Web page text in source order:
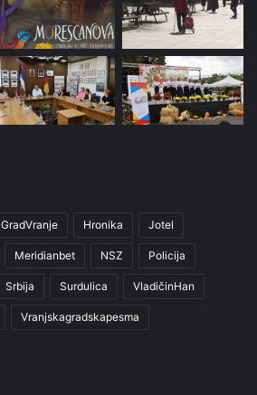
GradVranje Hronika Jotel
Meridianbet NSZ Policija
Srbija Surdulica VladičinHan
Vranjskagradskapesma